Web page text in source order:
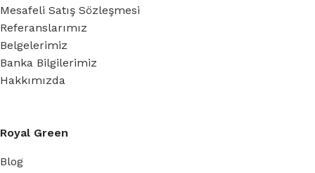
Mesafeli Satış Sözleşmesi
Referanslarımız
Belgelerimiz
Banka Bilgilerimiz
Hakkımızda
Royal Green
Blog